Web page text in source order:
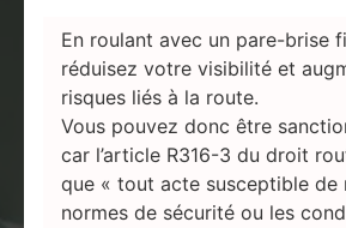
En roulant avec un pare-brise
réduisez votre visibilité et
risques liés à la route.
Vous pouvez donc être
car l’article R316-3 du droit
que « tout acte susceptible de
normes de sécurité ou les